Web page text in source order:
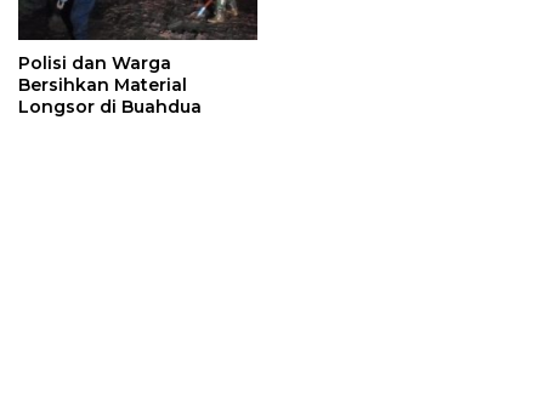
Polisi dan Warga
Bersihkan Material
Longsor di Buahdua